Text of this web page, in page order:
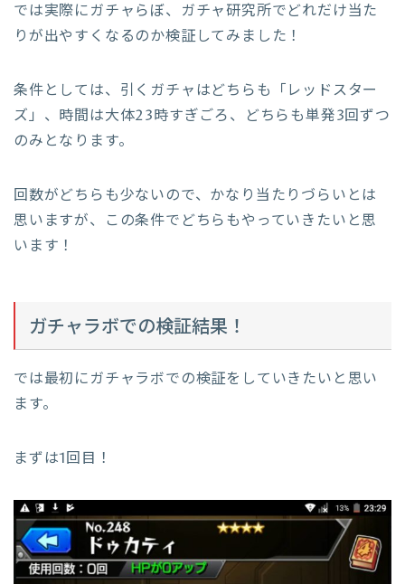
では実際にガチャらぼ、ガチャ研究所でどれだけ当た
りが出やすくなるのか検証してみました！
条件としては、引くガチャはどちらも「レッドスター
ズ」、時間は大体23時すぎごろ、どちらも単発3回ずつ
のみとなります。
回数がどちらも少ないので、かなり当たりづらいとは
思いますが、この条件でどちらもやっていきたいと思
います！
ガチャラボでの検証結果！
では最初にガチャラボでの検証をしていきたいと思い
ます。
まずは1回目！